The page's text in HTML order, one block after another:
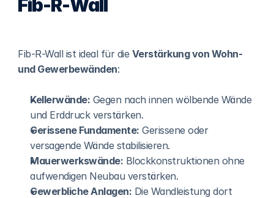
Fib-R-Wall
Fib-R-Wall ist ideal für die Verstärkung von Wohn-
und Gewerbewänden:
Kellerwände: Gegen nach innen wölbende Wände
und Erddruck verstärken.
Gerissene Fundamente: Gerissene oder
versagende Wände stabilisieren.
Mauerwerkswände: Blockkonstruktionen ohne
aufwendigen Neubau verstärken.
Gewerbliche Anlagen: Die Wandleistung dort